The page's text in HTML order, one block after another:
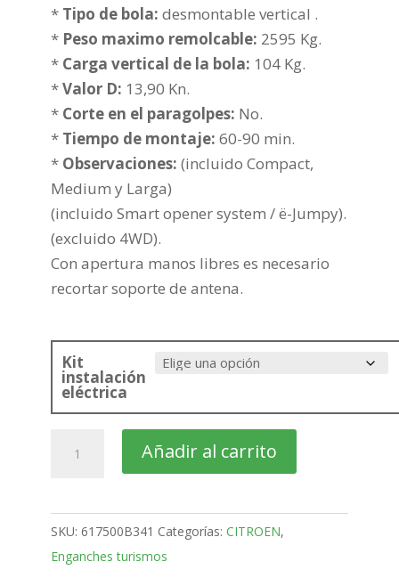
precios:
desde
376,73€
452,24€
* Tipo de bola: desmontable vertical .
* Peso maximo remolcable: 2595 Kg.
* Carga vertical de la bola: 104 Kg.
*Valor D: 13,90 Kn.
* Corte en el paragolpes: No.
* Tiempo de montaje: 60-90 min.
* Observaciones: (incluido Compact,
Medium y Larga)
(incluido Smart opener system / ë-Jumpy).
(excluido 4WD).
Con apertura manos libres es necesario
recortar soporte de antena.
Kit
instalación
eléctrica
Jumpy
Bola
desmontable
vertical
Añadir al carrito
SKU: 617500B341 Categorías: CITROEN,
Enganches turismos